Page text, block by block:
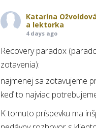
Katarína
a lektorka
4 days ago
Recovery paradox
zotavenia):
najmenej sa zotavujeme
keď to najviac
K tomuto príspevku ma